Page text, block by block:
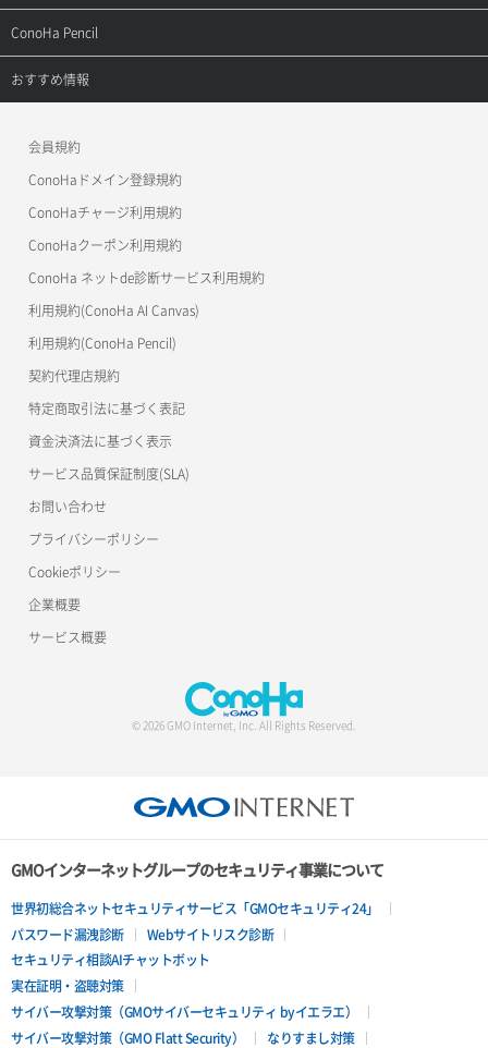
よくある質問
APIドキュメントVPS2.0
APIドキュメントVPS3.0
APIドキュメントVPS2.0
APIドキュメントVPS3.0
ご利用ガイド
サポートトップ
ご利用ガイド
ConoHa Pencil
サポートトップ
おすすめ情報
美雲このは徹底ガイド
会員規約
ConoHaドメイン登録規約
ConoHaチャージ利用規約
ConoHaクーポン利用規約
ConoHa ネットde診断サービス利用規約
利用規約(ConoHa AI Canvas)
利用規約(ConoHa Pencil)
契約代理店規約
特定商取引法に基づく表記
資金決済法に基づく表示
サービス品質保証制度(SLA)
お問い合わせ
プライバシーポリシー
Cookieポリシー
企業概要
サービス概要
© 2026 GMO Internet, Inc. All Rights Reserved.
GMOインターネットグループのセキュリティ事業について
世界初総合ネットセキュリティサービス「GMOセキュリティ24」
パスワード漏洩診断
Webサイトリスク診断
セキュリティ相談AIチャットボット
実在証明・盗聴対策
サイバー攻撃対策（GMOサイバーセキュリティ byイエラエ）
サイバー攻撃対策（GMO Flatt Security）
なりすまし対策